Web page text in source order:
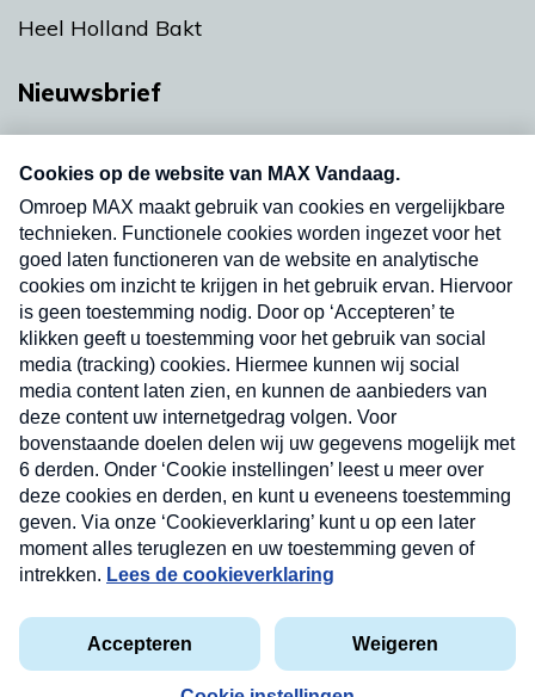
Heel Holland Bakt
Nieuwsbrief
nieuwsbrief. Elke vrijdag- en dinsdagochtend in
uw mailbox.
Verzend
Privacyverklaring
Cookieverklaring
Kwetsbaarheid melden
Copyright © 2026 MAX Vandaag - Omroep MAX
Nieuwsbrief
Neem hier een gratis abonnement op onze
nieuwsbrief. Elke vrijdag- en dinsdagochtend in uw